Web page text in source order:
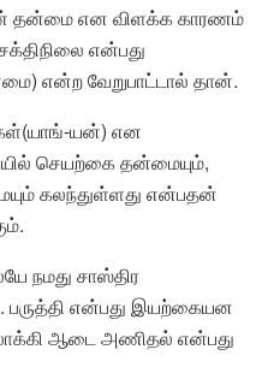
என விளக்க காரணம்
என்பது
என்ற வேறுபாட்டால் தான்.
யன்) என
செயற்கை தன்மையும்,
கலந்துள்ளது என்பதன்
நமது சாஸ்திர
என்பது இயற்கையன
ஆடை அணிதல் என்பது